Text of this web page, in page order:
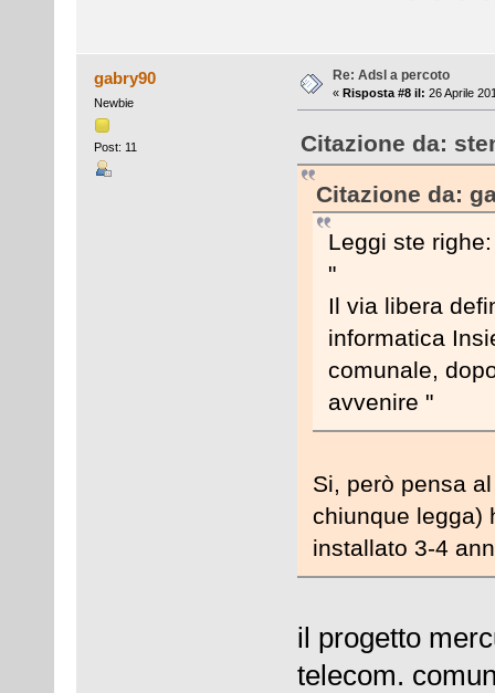
gabry90
Newbie
Post: 11
Re: Adsl a percoto
« Risposta #8 il: 26 Aprile
Citazione da:
Citazione da:
Leggi ste righe:
"
Il via libera
informatica
comunale,
avvenire "
Si, però pensa
chiunque legga)
installato 3-4
il progetto
telecom.